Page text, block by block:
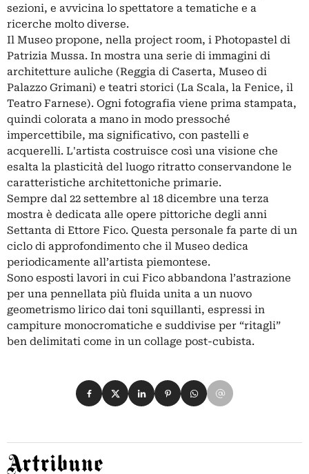
sezioni, e avvicina lo spettatore a tematiche e a
ricerche molto diverse.
Il Museo propone, nella project room, i Photopastel di
Patrizia Mussa. In mostra una serie di immagini di
architetture auliche (Reggia di Caserta, Museo di
Palazzo Grimani) e teatri storici (La Scala, la Fenice, il
Teatro Farnese). Ogni fotografia viene prima stampata,
quindi colorata a mano in modo pressoché
impercettibile, ma significativo, con pastelli e
acquerelli. L'artista costruisce così una visione che
esalta la plasticità del luogo ritratto conservandone le
caratteristiche architettoniche primarie.
Sempre dal 22 settembre al 18 dicembre una terza
mostra è dedicata alle opere pittoriche degli anni
Settanta di Ettore Fico. Questa personale fa parte di un
ciclo di approfondimento che il Museo dedica
periodicamente all’artista piemontese.
Sono esposti lavori in cui Fico abbandona l’astrazione
per una pennellata più fluida unita a un nuovo
geometrismo lirico dai toni squillanti, espressi in
campiture monocromatiche e suddivise per “ritagli”
ben delimitati come in un collage post-cubista.
Condividi su Facebook
Condividi su X
Condividi su LinkedIn
Condividi su Pinterest
Condividi su WhatsApp
Condividi su Email
Artribune